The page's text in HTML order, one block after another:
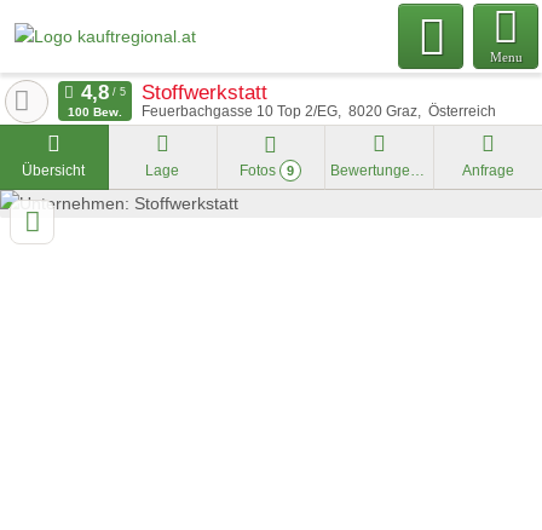
Menu
Stoffwerkstatt
Feuerbachgasse 10 Top 2/EG 8020 Graz Österreich
100 Bew.
Übersicht Lage Fotos 9 Bewertungen Anfrage